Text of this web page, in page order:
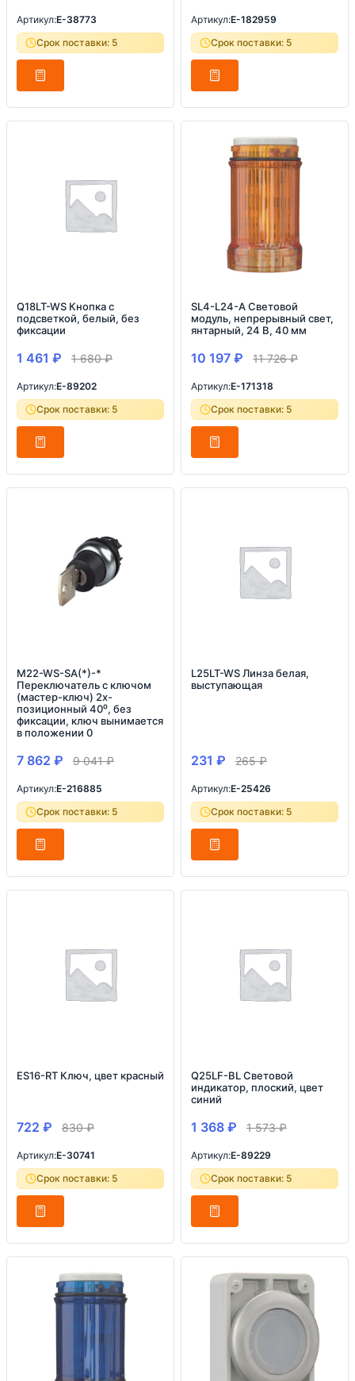
Артикул:E-38773
Срок поставки: 5
Артикул:E-182959
Срок поставки: 5
Q18LT-WS Кнопка с
подсветкой, белый, без
фиксации
1 461 ₽ 1 680₽
Артикул:E-89202
Срок поставки: 5
SL4-L24-A Световой
модуль, непрерывный свет,
янтарный, 24 В, 40 мм
10 197 ₽ 11 726₽
Артикул:E-171318
Срок поставки: 5
M22-WS-SA(*)-*
Переключатель с ключом
(мастер-ключ) 2х-
позиционный 40⁰, без
фиксации, ключ вынимается
в положении 0
7 862 ₽ 9 041₽
Артикул:E-216885
Срок поставки: 5
L25LT-WS Линза белая,
выступающая
231 ₽ 265₽
Артикул:E-25426
Срок поставки: 5
ES16-RT Ключ, цвет красный
722 ₽ 830₽
Артикул:E-30741
Срок поставки: 5
Q25LF-BL Световой
индикатор, плоский, цвет
синий
1 368 ₽ 1 573₽
Артикул:E-89229
Срок поставки: 5